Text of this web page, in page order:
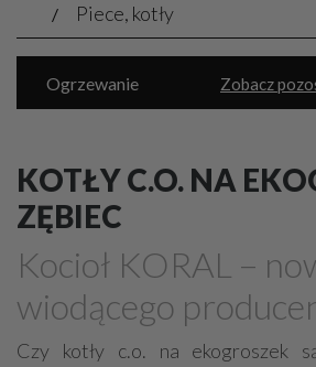
Piece, kotły
Zobacz
Ogrzewanie
Rekuperacja, pompy ciepła
Wodno-kanalizacyjne usługi
Grzejniki
Hydraulika
Energetyczne instalacje, urządzenia
Materiały hydrauliczne
KOTŁY C.O. NA
ZĘBIEC
Kocioł KORAL –
wiodącego
Czy kotły c.o. na ekogroszek